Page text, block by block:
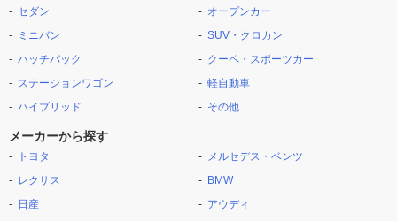
セダン
ミニバン
ハッチバック
ステーションワゴン
ハイブリッド
オープンカー
SUV・クロカン
クーペ・スポーツカー
軽自動車
その他
メーカーから探す
トヨタ
レクサス
日産
メルセデス・ベンツ
BMW
アウディ